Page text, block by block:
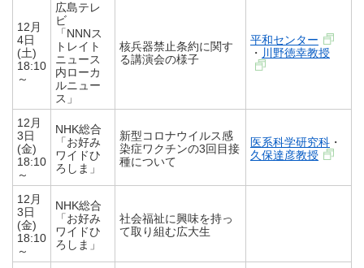
12月
4日
(土)
18:10
～
広島テレ
ビ
「NNNス
トレイト
ニュース
内ローカ
ルニュー
ス」
核兵器禁止条約に関す
る講演会の様子
平和センター
・ 川野徳幸教授
12月
3日
(金)
18:10
～
NHK総合
「お好み
ワイドひ
ろしま」
新型コロナウイルス感
染症ワクチンの3回目接
種について
医系科学研究科 ・
久保達彦教授
12月
3日
(金)
18:10
～
NHK総合
「お好み
ワイドひ
ろしま」
社会福祉に興味を持っ
て取り組む広大生